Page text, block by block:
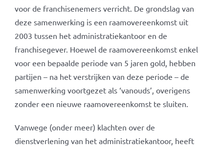
voor de franchisenemers verricht. De grondslag van
deze samenwerking is een raamovereenkomst uit
2003 tussen het administratiekantoor en de
franchisegever. Hoewel de raamovereenkomst enkel
voor een bepaalde periode van 5 jaren gold, hebben
partijen – na het verstrijken van deze periode – de
samenwerking voortgezet als ‘vanouds’, overigens
zonder een nieuwe raamovereenkomst te sluiten.
Vanwege (onder meer) klachten over de
dienstverlening van het administratiekantoor, heeft